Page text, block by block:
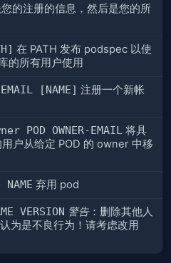
的注册的信息，然后是您的所
在 PATH 发布 podspec 以使
的所有用户使用
[NAME] 注册一个新帐
POD OWNER-EMAIL 将具
户从给定 POD 的 owner 中移
弃用 pod
VERSION 警告：删除其他人
为是不良行为！请考虑改用